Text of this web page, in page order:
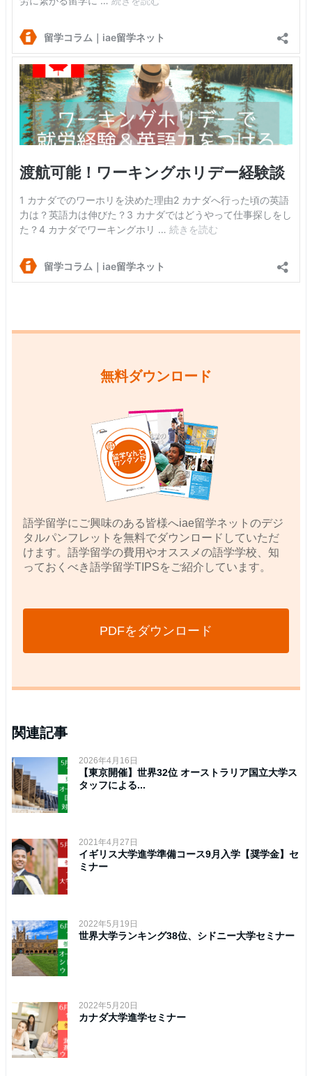
無料ダウンロード
語学留学にご興味のある皆様へiae留学ネットのデジ
タルパンフレットを無料でダウンロードしていただ
けます。語学留学の費用やオススメの語学学校、知
っておくべき語学留学TIPSをご紹介しています。
PDFをダウンロード
関連記事
2026年4月16日
【東京開催】世界32位 オーストラリア国立大学ス
タッフによる...
2021年4月27日
イギリス大学進学準備コース9月入学【奨学金】セ
ミナー
2022年5月19日
世界大学ランキング38位、シドニー大学セミナー
2022年5月20日
カナダ大学進学セミナー